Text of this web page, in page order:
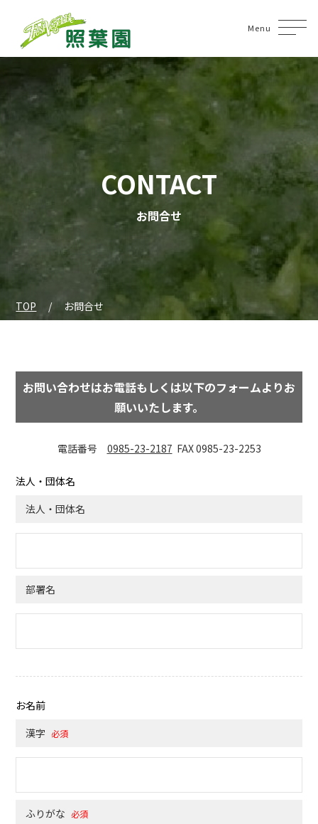
Menu
CONTACT
お問合せ
TOP お問合せ
お問い合わせはお電話もしくは以下のフォームよりお
願いいたします。
電話番号 0985-23-2187 FAX 0985-23-2253
法人・団体名
法人・団体名
部署名
お名前
漢字 必須
ふりがな 必須